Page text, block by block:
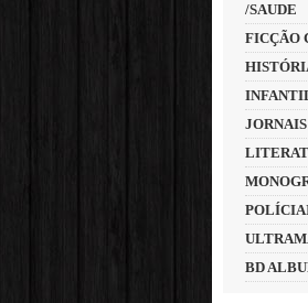
/SAUDE
FICÇÃO
BD